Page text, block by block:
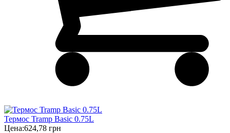
Термос Tramp Basic 0.75L
Цена:624,78 грн